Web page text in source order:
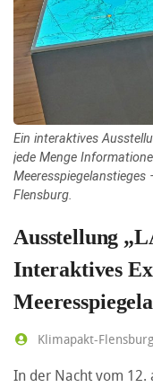
Ein interaktives
jede Menge
Flensburg.
Ausstellung
Interaktives
Klimapakt-Flensburg
In der Nacht vom 12.